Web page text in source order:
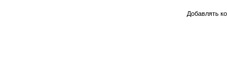
Добавлять